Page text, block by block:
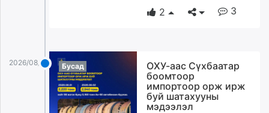
2
3
2026/08/03 Бусад
ОХУ-аас Сүхбаатар
боомтоор
импортоор орж ирж
буй шатахууны
мэдээлэл